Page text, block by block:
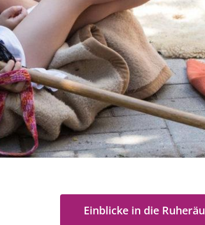
Einblicke in die